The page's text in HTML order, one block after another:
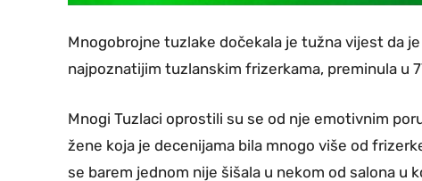
Mnogobrojne tuzlake dočekala je tužna vijest da
najpoznatijim tuzlanskim frizerkama, preminula u
Mnogi Tuzlaci oprostili su se od nje emotivnim
žene koja je decenijama bila mnogo više od
se barem jednom nije šišala u nekom od salona u